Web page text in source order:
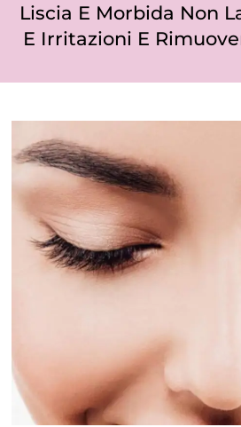
Liscia E Morbida Non
E Irritazioni E